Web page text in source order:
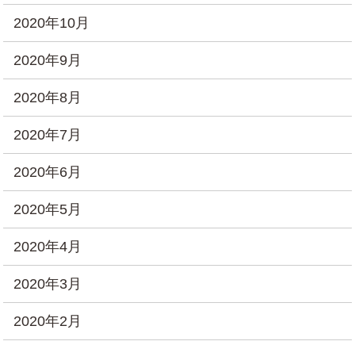
2020年10月
2020年9月
2020年8月
2020年7月
2020年6月
2020年5月
2020年4月
2020年3月
2020年2月